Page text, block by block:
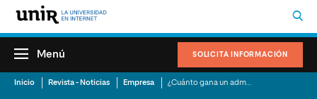
SOLICITA INFORMACIÓN
Menú
Inicio Revista - Noticias Empresa